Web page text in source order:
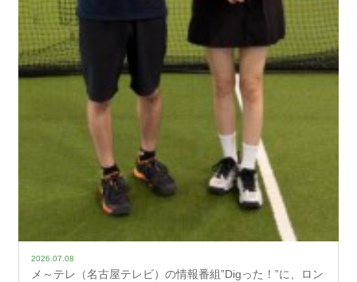
2026.07.08
メ～テレ（名古屋テレビ）の情報番組”Digった！”に、ロン